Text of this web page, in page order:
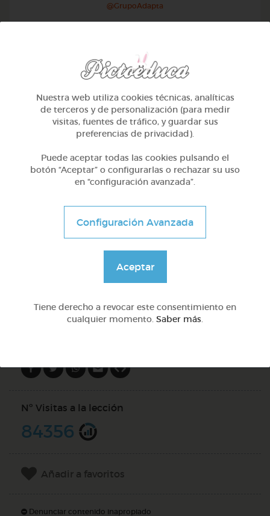
@GrupoAdapta
1º Primaria (6-7 años)
Escritura creativa en galego
DOCS (2)
Nº Visitas a la lección
84356
Añadir a favoritos
Denunciar contenido inapropiado
Nuestra web utiliza cookies técnicas, analíticas
de terceros y de personalización (para medir
visitas, fuentes de tráfico, y guardar sus
preferencias de privacidad).
Puede aceptar todas las cookies pulsando el
botón “Aceptar” o configurarlas o rechazar su uso
en “configuración avanzada”.
Configuración Avanzada
Aceptar
Tiene derecho a revocar este consentimiento en
cualquier momento. Saber más.